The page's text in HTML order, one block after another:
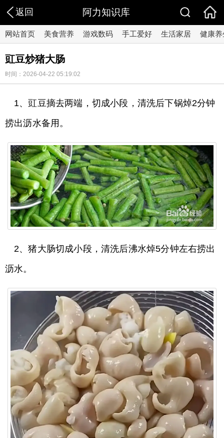
返回 阿力知识库
网站首页 美食营养 游戏数码 手工爱好 生活家居 健康养
豇豆炒猪大肠
时间：2026-04-22 05:19:02
1、豇豆摘去两端，切成小段，清洗后下锅焯2分钟
捞出沥水备用。
2、猪大肠切成小段，清洗后沸水焯5分钟左右捞出
沥水。